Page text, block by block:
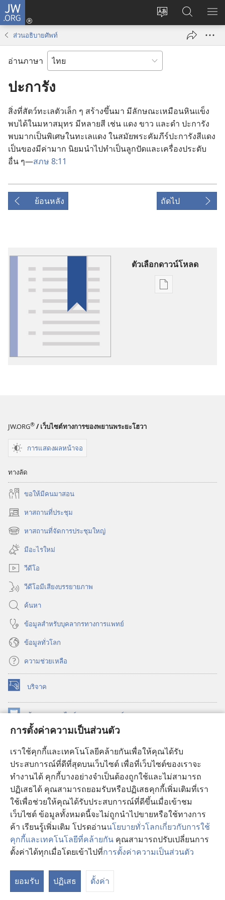
การตั้งค่าความเป็นส่วนตัว
เราใช้คุกกี้และเทคโนโลยีคล้ายกันเพื่อให้คุณได้รับ
ประสบการณ์ที่ดีที่สุดบนเว็บไซต์ เพื่อที่เว็บไซต์ของเราจะ
ทำงานได้ คุกกี้บางอย่างจำเป็นต้องถูกใช้และไม่สามารถ
ปฏิเสธได้ คุณสามารถยอมรับหรือปฏิเสธคุกกี้เพิ่มเติมที่เรา
ใช้เพื่อช่วยให้คุณได้รับประสบการณ์ที่ดีขึ้นเมื่อเข้าชม
เว็บไซต์ ข้อมูลทั้งหมดนี้จะไม่ถูกนำไปขายหรือใช้ทางการ
ค้า เรียนรู้เพิ่มเติม โปรดอ่านนโยบายทั่วโลกเกี่ยวกับการใช้
คุกกี้และเทคโนโลยีที่คล้ายกัน คุณสามารถปรับเปลี่ยนการ
ตั้งค่าได้ทุกเมื่อโดยเข้าไปที่การตั้งค่าความเป็นส่วนตัว
ยอมรับ ปฏิเสธ ตั้งค่า
JW.ORG
เปลี่ยน
เข้า
(เปิด
ใหม่)
ค้นหา
ใน
JW.ORG
แส
ส่วนอธิบายศัพท์
อ่านภาษา
ปะการัง
สิ่ง​ที่​สัตว์​ทะเล​ตัว​เล็ก ๆ สร้าง​ขึ้น​มา มี​ลักษณะ​เหมือน​หิน​แข็ง
พบ​ได้​ใน​มหาสมุทร มี​หลาย​สี เช่น แดง ขาว และ​ดำ ปะการัง​
พบ​มาก​เป็น​พิเศษ​ใน​ทะเล​แดง ใน​สมัย​พระ​คัมภีร์​ปะการัง​สี​แดง​
เป็น​ของ​มี​ค่า​มาก นิยม​นำ​ไป​ทำ​เป็น​ลูกปัด​และ​เครื่อง​ประดับ​
อื่น ๆ—สภษ 8:11
ย้อนหลัง ถัดไป
ตัวเลือกดาวน์โหลด
ตัว
JW.ORG® / เว็บไซต์ทางการของพยานพระยะโฮวา
การแสดงผลหน้าจอ
ทางลัด
ขอ​ให้​มี​คน​มา​สอน
หาสถานที่ประชุม
(เปิด
หน้าต่างหาสถานที่จัดการประชุมใหญ่
(เปิด
หน้าต่าง
ใหม่)
มีอะไรใหม่
วีดีโอ
วีดีโอมีเสียงบรรยายภาพ
ค้นหา
ข้อมูล​สำหรับ​บุคลากร​ทาง​การ​แพทย์
ข้อมูล​ทั่ว​โลก
ความช่วยเหลือ
บริจาค
(เปิด
หน้าต่าง
ใหม่) ห้องสมุดออนไลน์ของวอชเทาเวอร์
หน้าต่าง
®
หน้าต่าง
ใหม่) JW Library®
ห้องสมุดว็อชเทาเวอร์ ®
Copyright© 2026 Watch Tower Bible and Tract Society of Pennsylvania.
เงื่อนไขการใช้งาน| นโยบายการคุ้มครองข้อมูลส่วนบุคคล |การตั้งค่า